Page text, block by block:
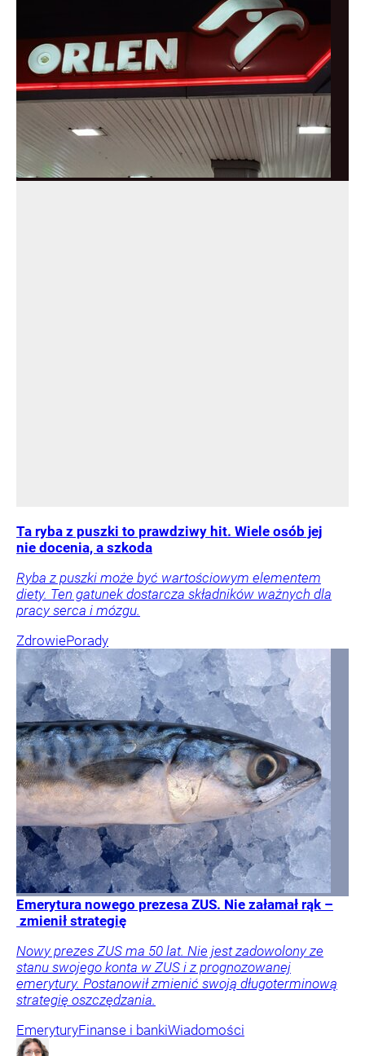
Ta ryba z puszki to prawdziwy hit. Wiele osób jej
nie docenia, a szkoda
Ryba z puszki może być wartościowym elementem
diety. Ten gatunek dostarcza składników ważnych dla
pracy serca i mózgu.
ZdrowiePorady
Emerytura nowego prezesa ZUS. Nie załamał rąk –
zmienił strategię
Nowy prezes ZUS ma 50 lat. Nie jest zadowolony ze
stanu swojego konta w ZUS i z prognozowanej
emerytury. Postanowił zmienić swoją długoterminową
strategię oszczędzania.
EmeryturyFinanse i bankiWiadomości